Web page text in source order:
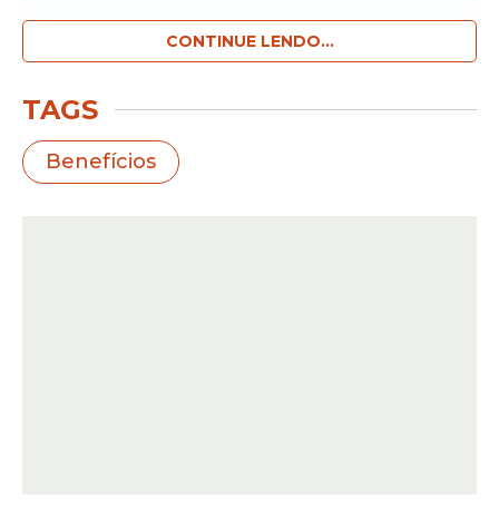
Notícias pelo WhatsApp
Receba as notícias exclusivas do
de Prefeiturapelo nosso canal.
A portaria que possibilita a premiação da
CONTINUE LENDO...
TAGS
Benefícios